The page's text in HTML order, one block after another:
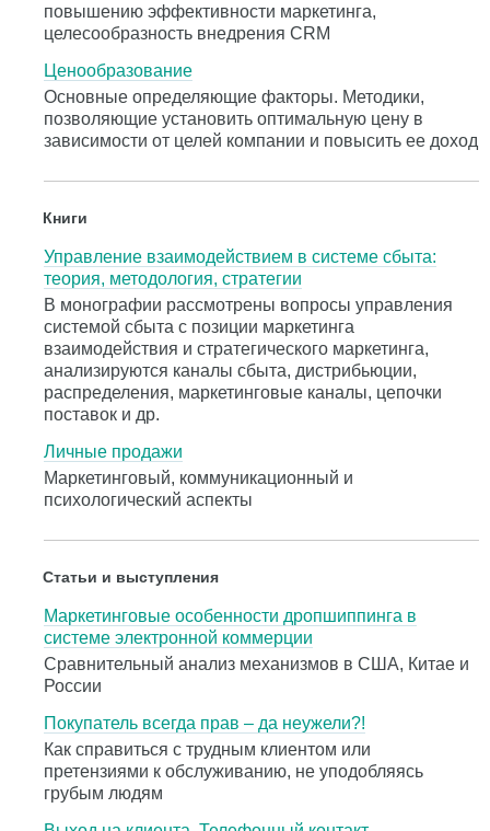
повышению эффективности маркетинга,
целесообразность внедрения CRM
Ценообразование
Основные определяющие факторы. Методики,
позволяющие установить оптимальную цену в
зависимости от целей компании и повысить ее доход
Книги
Управление взаимодействием в системе сбыта:
теория, методология, стратегии
В монографии рассмотрены вопросы управления
системой сбыта с позиции маркетинга
взаимодействия и стратегического маркетинга,
анализируются каналы сбыта, дистрибьюции,
распределения, маркетинговые каналы, цепочки
поставок и др.
Личные продажи
Маркетинговый, коммуникационный и
психологический аспекты
Статьи и выступления
Маркетинговые особенности дропшиппинга в
системе электронной коммерции
Сравнительный анализ механизмов в США, Китае и
России
Покупатель всегда прав – да неужели?!
Как справиться с трудным клиентом или
претензиями к обслуживанию, не уподобляясь
грубым людям